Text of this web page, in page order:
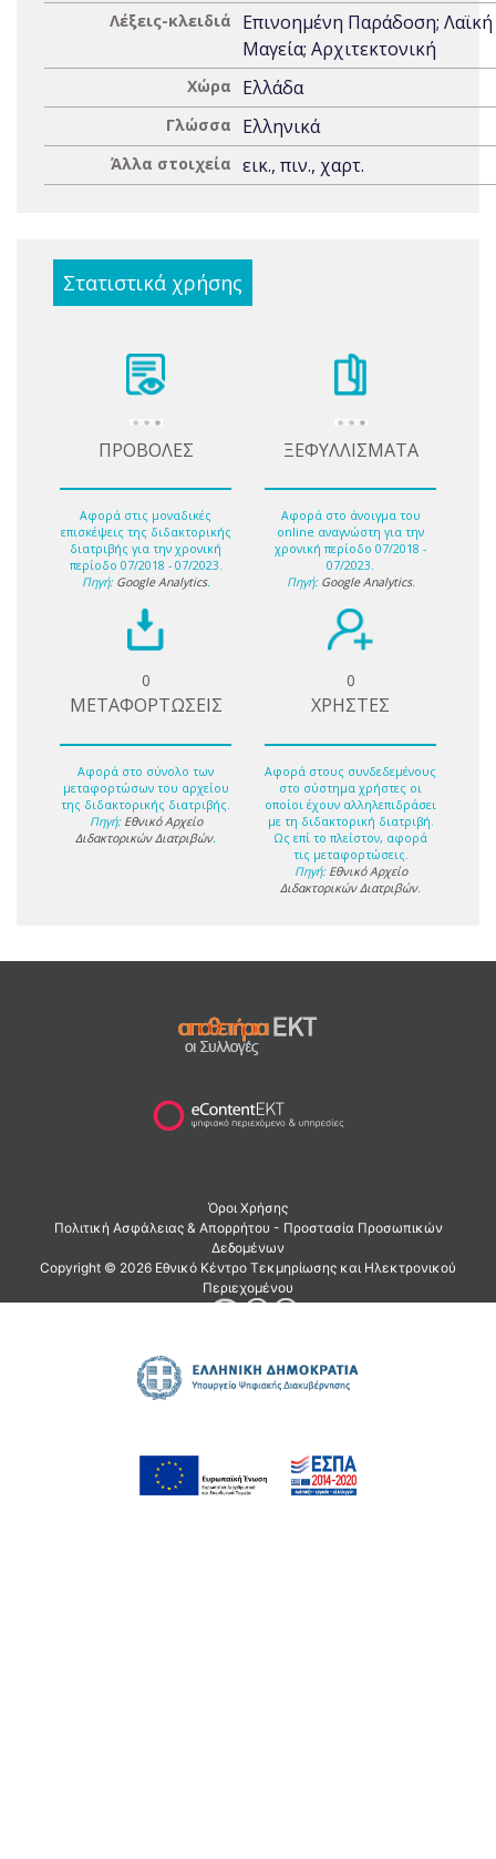
Λέξεις-κλειδιά
Επινοημένη Παράδοση; Λαϊκή
Μαγεία; Αρχιτεκτονική
Χώρα Ελλάδα
Γλώσσα Ελληνικά
Άλλα στοιχεία εικ., πιν., χαρτ.
Στατιστικά χρήσης
ΠΡΟΒΟΛΕΣ
Αφορά στις μοναδικές
επισκέψεις της διδακτορικής
διατριβής για την χρονική
περίοδο 07/2018 - 07/2023.
Πηγή: Google Analytics.
ΞΕΦΥΛΛΙΣΜΑΤΑ
Αφορά στο άνοιγμα του
online αναγνώστη για την
χρονική περίοδο 07/2018 -
07/2023.
Πηγή: Google Analytics.
0
ΜΕΤΑΦΟΡΤΩΣΕΙΣ
Αφορά στο σύνολο των
μεταφορτώσων του αρχείου
της διδακτορικής διατριβής.
Πηγή: Εθνικό Αρχείο
Διδακτορικών Διατριβών.
0
ΧΡΗΣΤΕΣ
Αφορά στους συνδεδεμένους
στο σύστημα χρήστες οι
οποίοι έχουν αλληλεπιδράσει
με τη διδακτορική διατριβή.
Ως επί το πλείστον, αφορά
τις μεταφορτώσεις.
Πηγή: Εθνικό Αρχείο
Διδακτορικών Διατριβών.